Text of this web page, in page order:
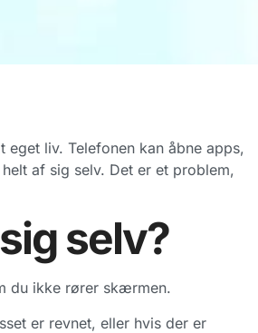
liv. Telefonen kan åbne apps,
af sig selv. Det er et problem,
selv?
du ikke rører skærmen.
er revnet, eller hvis der er